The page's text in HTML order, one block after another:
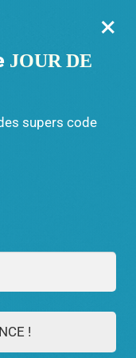
0
»
badge Tour de Cou Mulan Disney
×
JOUR DE
supers code
!